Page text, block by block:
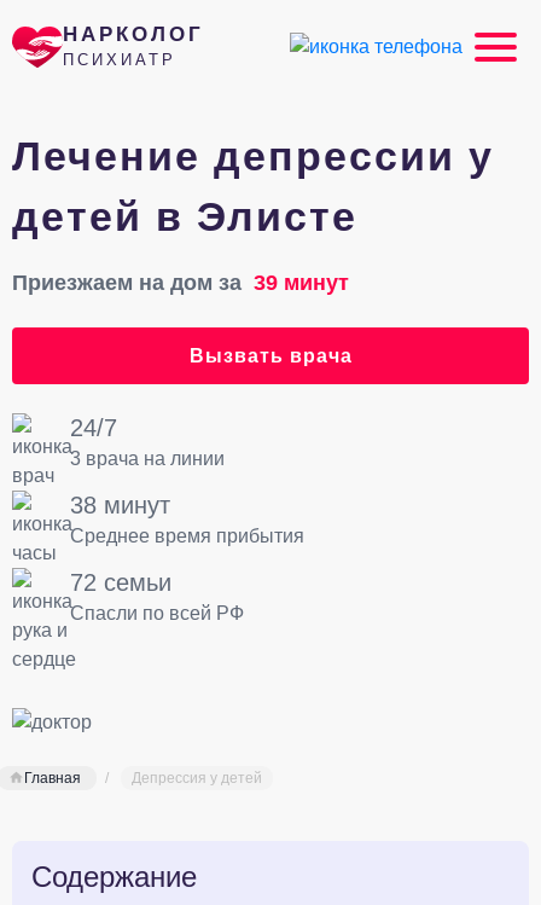
НАРКОЛОГ
ПСИХИАТР
Лечение депрессии у
детей в Элисте
Приезжаем на дом за 39 минут
Вызвать врача
24/7
3 врача на линии
38 минут
Среднее время прибытия
72 семьи
Спасли по всей РФ
Главная Депрессия у детей
Содержание